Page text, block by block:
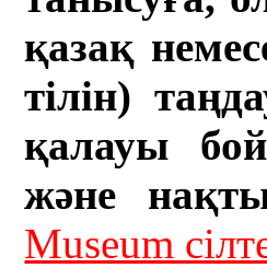
қазақ
тілін)
қалауы
және
Museum